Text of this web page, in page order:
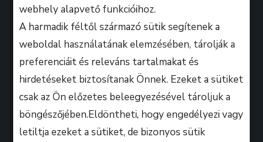
webhely alapvető funkcióihoz.
A harmadik féltől származó sütik segítenek a
weboldal használatának elemzésében, tárolják a
preferenciáit és releváns tartalmakat és
hirdetéseket biztosítanak Önnek. Ezeket a sütiket
csak az Ön előzetes beleegyezésével tároljuk a
böngészőjében.Eldöntheti, hogy engedélyezi vagy
letiltja ezeket a sütiket, de bizonyos sütik
oktatói úgy döntöttek, hogy ezen a platformon
keresztül professzionális keretek között, mindenki
számára lehetőséget biztosítanak arra, hogy
kihozza magából a maximumot, amire csak zeneileg
vágyhat!
Hasznos